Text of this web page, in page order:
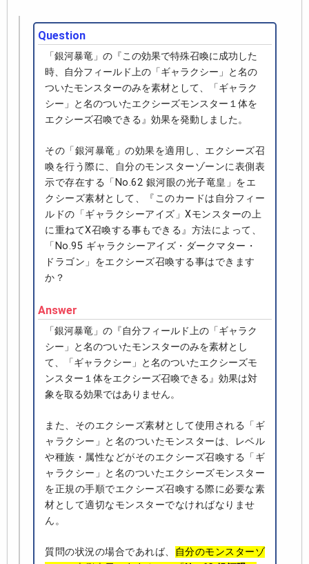
Question
「銀河暴竜」の『この効果で特殊召喚に成功した
時、自分フィールド上の「ギャラクシー」と名の
ついたモンスターのみを素材として、「ギャラク
シー」と名のついたエクシーズモンスター１体を
エクシーズ召喚できる』効果を発動しました。
その「銀河暴竜」の効果を適用し、エクシーズ召
喚を行う際に、自分のモンスターゾーンに表側表
示で存在する「No.62 銀河眼の光子竜皇」をエ
クシーズ素材として、『このカードは自分フィー
ルドの「ギャラクシーアイズ」Xモンスターの上
に重ねてX召喚する事もできる』方法によって、
「No.95 ギャラクシーアイズ・ダークマター・
ドラゴン」をエクシーズ召喚する事はできます
か？
Answer
「銀河暴竜」の『自分フィールド上の「ギャラク
シー」と名のついたモンスターのみを素材とし
て、「ギャラクシー」と名のついたエクシーズモ
ンスター１体をエクシーズ召喚できる』効果は対
象を取る効果ではありません。
また、そのエクシーズ素材として使用される「ギ
ャラクシー」と名のついたモンスターは、レベル
や種族・属性などがそのエクシーズ召喚する「ギ
ャラクシー」と名のついたエクシーズモンスター
を正規の手順でエクシーズ召喚する際に必要な素
材として適切なモンスターでなければなりませ
ん。
質問の状況の場合であれば、
自分のモンスターゾ